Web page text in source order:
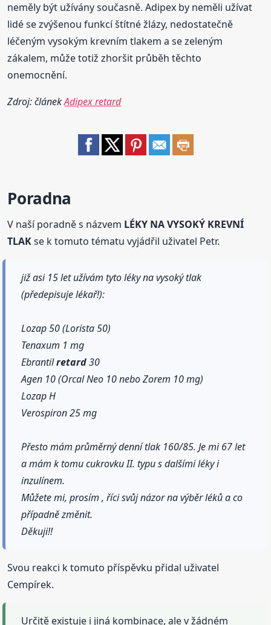
neměly být užívány současně. Adipex by neměli užívat
lidé se zvýšenou funkcí štítné žlázy, nedostatečně
léčeným vysokým krevním tlakem a se zeleným
zákalem, může totiž zhoršit průběh těchto
onemocnění.
Zdroj: článekAdipex retard
Poradna
V naší poradně s názvem LÉKY NA VYSOKÝ KREVNÍ
TLAKse k tomuto tématu vyjádřil uživatel Petr.
již asi 15 let užívám tyto léky na vysoký tlak
(předepisuje lékař!):
Lozap 50 (Lorista 50)
Tenaxum 1 mg
Ebrantilretard30
Agen 10 (Orcal Neo 10 nebo Zorem 10 mg)
Lozap H
Verospiron 25 mg
Přesto mám průměrný denní tlak 160/85. Je mi 67 let
a mám k tomu cukrovku II. typu s dalšími léky i
inzulínem.
Můžete mi, prosím , říci svůj názor na výběr léků a co
případně změnit.
Děkuji!!
Svou reakci k tomuto příspěvku přidal uživatel
Cempírek.
Určitě existuje i jiná kombinace, ale v žádném